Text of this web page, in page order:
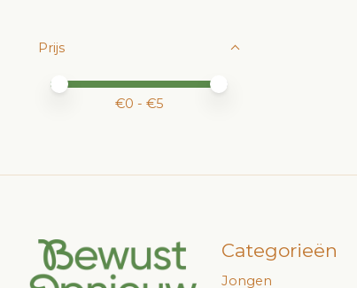
Prijs
Minimale prijswaarde
Price maximum value
€0 - €5
Categorieën
Jongen